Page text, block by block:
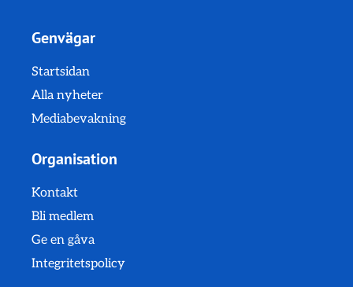
Genvägar
Startsidan
Alla nyheter
Mediabevakning
Organisation
Kontakt
Bli medlem
Ge en gåva
Integritetspolicy